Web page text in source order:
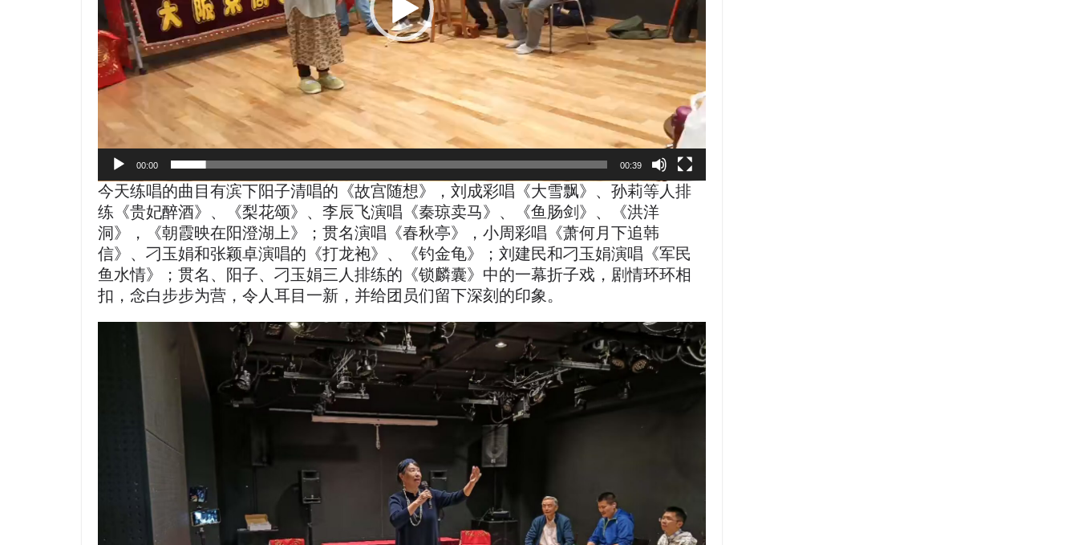
00:00 00:39
今天练唱的曲目有滨下阳子清唱的《故宫随想》，刘成彩唱《大雪飘》、孙莉等人排
练《贵妃醉酒》、《梨花颂》、李辰飞演唱《秦琼卖马》、《鱼肠剑》、《洪洋
洞》，《朝霞映在阳澄湖上》；贯名演唱《春秋亭》，小周彩唱《萧何月下追韩
信》、刁玉娟和张颖卓演唱的《打龙袍》、《钓金龟》；刘建民和刁玉娟演唱《军民
鱼水情》；贯名、阳子、刁玉娟三人排练的《锁麟囊》中的一幕折子戏，剧情环环相
扣，念白步步为营，令人耳目一新，并给团员们留下深刻的印象。